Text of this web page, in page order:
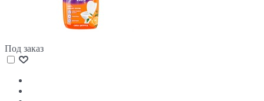
Под заказ